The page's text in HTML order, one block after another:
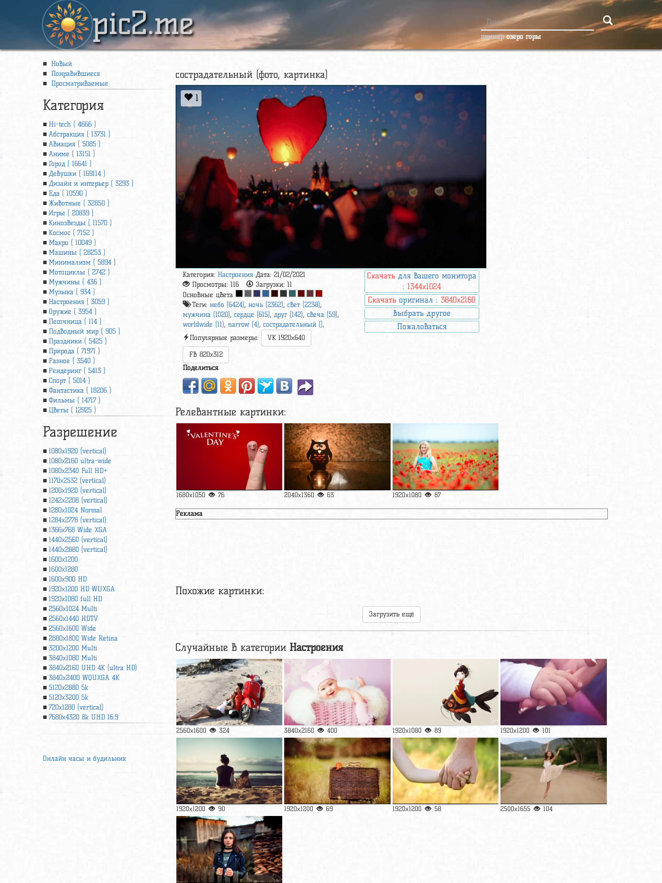
pic2.me примерозеро горы
Новый
Понравившиеся
Просматриваемые
Категория
Hi-tech ( 4666 )
Абстракция ( 13731 )
Авиация ( 5085 )
Аниме ( 13151 )
Город ( 16641 )
Девушки ( 169114 )
Дизайн и интерьер ( 3293 )
Еда ( 10590 )
Животные ( 32850 )
Игры ( 20839 )
Кинозвезды ( 11570 )
Космос ( 7152 )
Макро ( 10049 )
Машины ( 28253 )
Минимализм ( 5894 )
Мотоциклы ( 2742 )
Мужчины ( 436 )
Музыка ( 934 )
Настроения ( 3059 )
Оружие ( 3954 )
Песочница ( 114 )
Подводный мир ( 905 )
Праздники ( 5425 )
Природа ( 71971 )
Разное ( 3540 )
Рендеринг ( 5413 )
Спорт ( 5014 )
Фантастика ( 18206 )
Фильмы ( 14717 )
Цветы ( 12925 )
Разрешение
1080x1920 (vertical)
1080x2160 ultra-wide
1080x2340 Full HD+
1170x2532 (vertical)
1200x1920 (vertical)
1242x2208 (vertical)
1280x1024 Normal
1284x2778 (vertical)
1366х768 Wide XGA
1440x2560 (vertical)
1440x2880 (vertical)
1600x1200
1600x1280
1600x900 HD
1920x1200 HD WUXGA
1920х1080 full HD
2560x1024 Multi
2560x1440 HDTV
2560x1600 Wide
2880x1800 Wide Retina
3200x1200 Multi
3840x1080 Multi
3840x2160 UHD 4К (ultra HD)
3840x2400 WQUXGA 4K
5120x2880 5k
5120x3200 5k
720x1280 (vertical)
7680x4320 8k UHD 16:9
Онлайн часы и будильник
сострадательный (фото, картинка)
1
Категория:Настроения Дата: 21/02/2021
Просмотры:116 Загрузки:11
Основные цвета
Теги:небо (6424),ночь (2362),свет (2238),
мужчина (1020),сердце (615),друг (142),свеча (59),
worldwide (11),narrow (4),сострадательный (),
Популярные размеры:
VK 1920x640
FB 820x312
Скачать для вашего монитора
:1344x1024
Скачать оригинал :3840x2160
Выбрать другое
Пожаловаться
Поделиться
Релевантные картинки:
1680x1050 76 2040x1360 63 1920x1080 87
Реклама
Похожие картинки:
Загрузить ещё
Случайные в категории Настроения
2560x1600 324 3840x2160 400 1920x1080 89 1920x1200 101
1920x1200 90 1920x1200 69 1920x1200 58 2500x1655 104